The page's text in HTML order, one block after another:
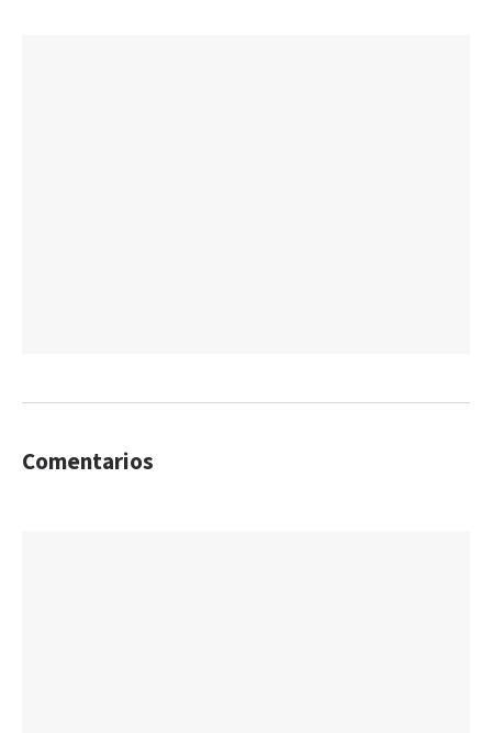
Comentarios